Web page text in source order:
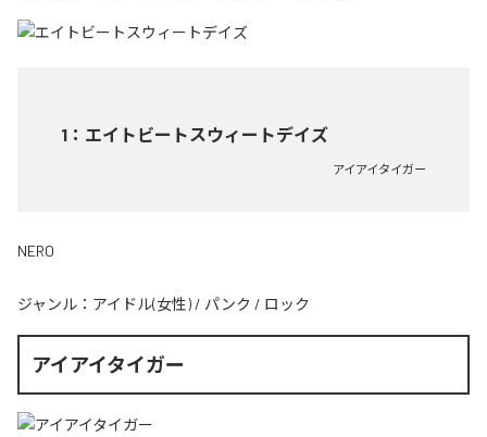
1 ： エイトビートスウィートデイズ
アイアイタイガー
NERO
ジャンル： アイドル(女性) / パンク / ロック
アイアイタイガー